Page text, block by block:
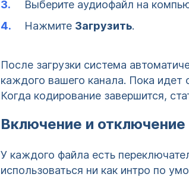
Выберите аудиофайл на
Нажмите Загрузить.
После загрузки система
каждого вашего канала. Пока идет
Когда кодирование завершится,
Включение и
У каждого файла есть
использоваться ни как интро по